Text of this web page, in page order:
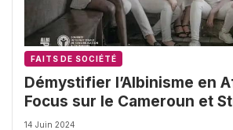
FAITS DE SOCIÉTÉ
Démystifier l’Albinisme en
Focus sur le Cameroun et
pour un Changement Durable
14 Juin 2024